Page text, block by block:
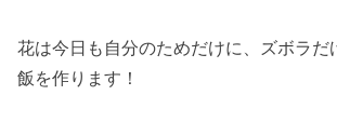
花は今日も自分のためだけに、ズボラだ
飯を作ります！